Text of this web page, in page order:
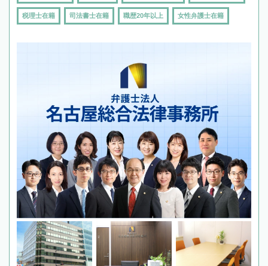
税理士在籍 司法書士在籍 職歴20年以上 女性弁護士在籍